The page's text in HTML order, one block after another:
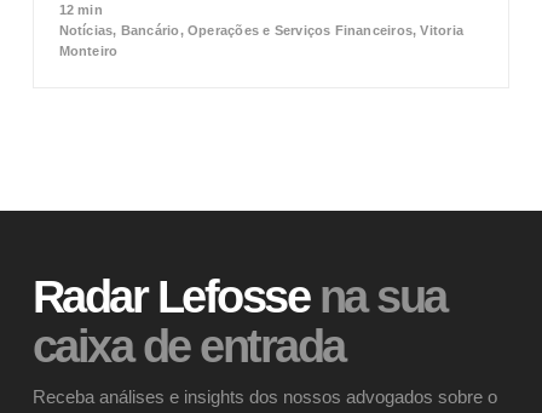
12 min
Notícias, Bancário, Operações e Serviços Financeiros, Vitoria
Monteiro
Radar Lefossena sua
caixa de entrada
Receba análises e insights dos nossos advogados sobre o